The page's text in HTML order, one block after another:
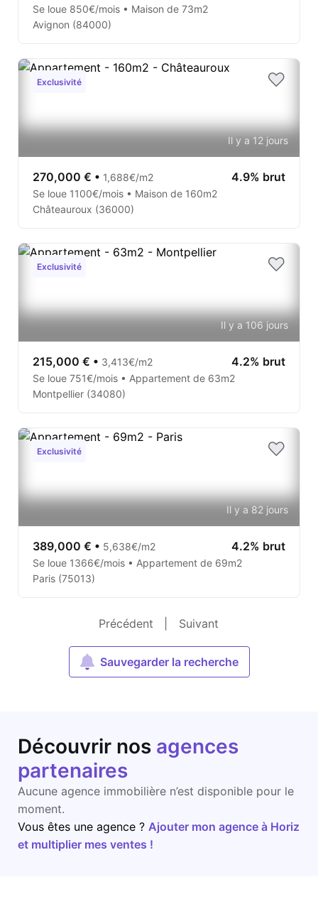
Se loue 850€/mois • Maison de 73m2
Avignon (84000)
Exclusivité
Il y a 12 jours
270,000 € • 1,688€/m2 4.9% brut
Se loue 1100€/mois • Maison de 160m2
Châteauroux (36000)
Exclusivité
Il y a 106 jours
215,000 € • 3,413€/m2 4.2% brut
Se loue 751€/mois • Appartement de 63m2
Montpellier (34080)
Exclusivité
Il y a 82 jours
389,000 € • 5,638€/m2 4.2% brut
Se loue 1366€/mois • Appartement de 69m2
Paris (75013)
Précédent Suivant
Sauvegarder la recherche
Découvrir nos agences
partenaires
Aucune agence immobilière n’est disponible pour le
moment.
Vous êtes une agence ? Ajouter mon agence à Horiz
et multiplier mes ventes !